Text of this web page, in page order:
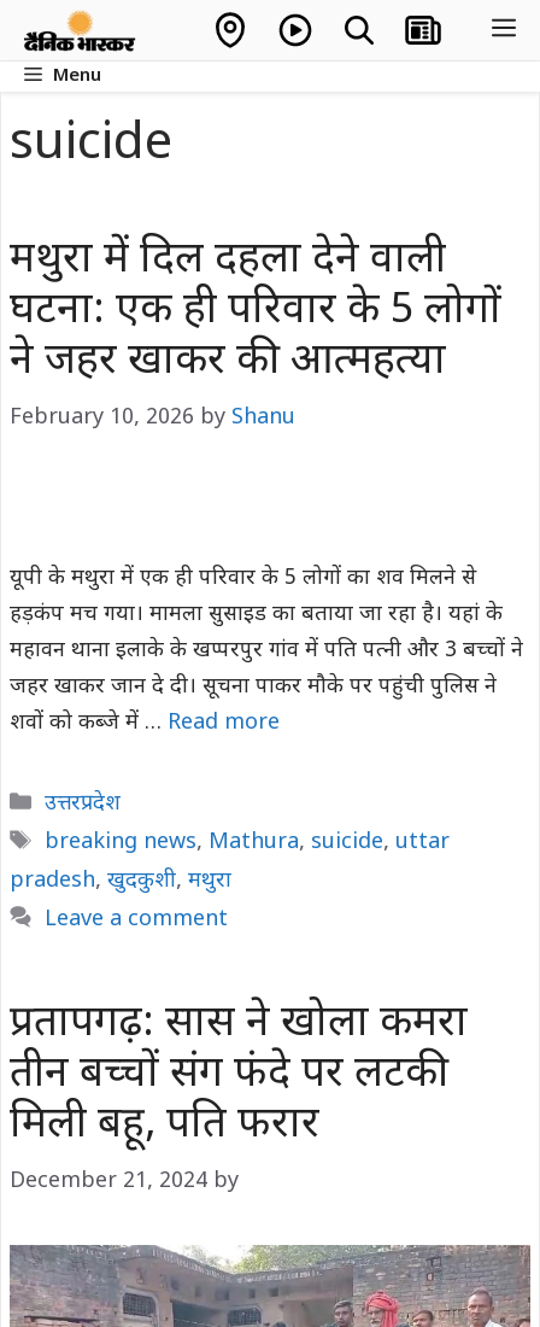
contentMenu
suicide
मथुरा में दिल दहला देने वाली
घटना: एक ही परिवार के 5 लोगों
ने जहर खाकर की आत्महत्या
February 10, 2026 by Shanu
यूपी के मथुरा में एक ही परिवार के 5 लोगों का शव मिलने से
हड़कंप मच गया। मामला सुसाइड का बताया जा रहा है। यहां के
महावन थाना इलाके के खप्परपुर गांव में पति पत्नी और 3 बच्चों ने
जहर खाकर जान दे दी। सूचना पाकर मौके पर पहुंची पुलिस ने
शवों को कब्जे में … Read more
Categories
उत्तरप्रदेश
Tags
breaking news, Mathura, suicide, uttar
pradesh, खुदकुशी, मथुरा
Leave a comment
प्रतापगढ़: सास ने खोला कमरा
तीन बच्चों संग फंदे पर लटकी
मिली बहू, पति फरार
December 21, 2024 by